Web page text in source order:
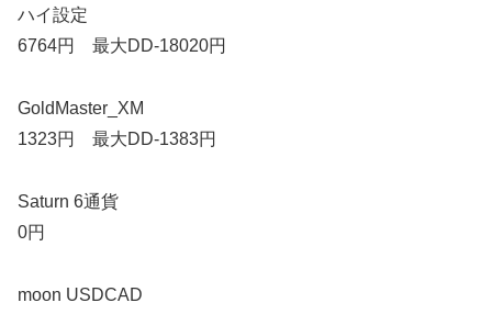
ハイ設定
6764円 最大DD-18020円
GoldMaster_XM
1323円 最大DD-1383円
Saturn 6通貨
0円
moon USDCAD